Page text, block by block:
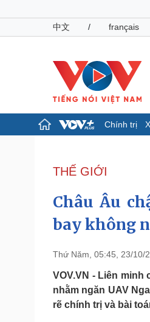
中文
/ français
Chính trị
Đảng
Tổ chức nhân sự
Nhận diện sự thật
Pháp luật
Tin nóng
Tư vấn luật
THẾ GIỚI
Châu Âu
bay không
Thứ Năm, 05:45, 23/10/
VOV.VN - Liên
nhằm ngăn UAV
rẽ chính trị và bài